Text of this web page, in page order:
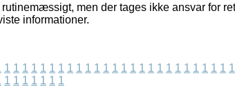
men der tages ikke ansvar for
informationer.
1 1 1 1 1 1 1 1 1 1 1 1 1 1 1 1 1 1 1 1 1 1 1 1 1 1
1 1 1 1 1 1 1